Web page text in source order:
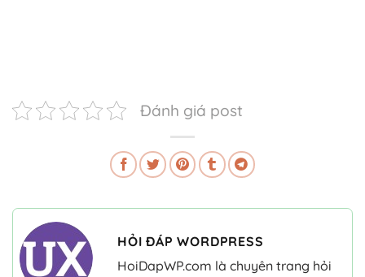
Đánh giá post
HỎI ĐÁP WORDPRESS
HoiDapWP.com là chuyên trang hỏi